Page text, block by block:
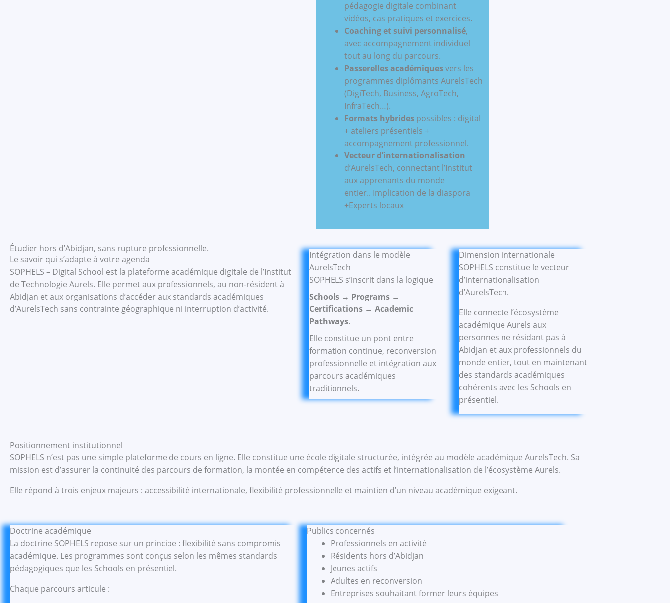
pédagogie digitale combinant
vidéos, cas pratiques et exercices.
Coaching et suivi personnalisé,
avec accompagnement individuel
tout au long du parcours.
Passerelles académiquesvers les
programmes diplômants AurelsTech
(DigiTech, Business, AgroTech,
InfraTech…).
Formats hybrides possibles : digital
+ ateliers présentiels +
accompagnement professionnel.
Vecteur d’internationalisation
d’AurelsTech, connectant l’Institut
aux apprenants du monde
entier.. Implication de la diaspora
+Experts locaux
Étudier hors d’Abidjan, sans rupture professionnelle.
Le savoir qui s’adapte à votre agenda
SOPHELS – Digital School est la plateforme académique digitale de l’Institut
de Technologie Aurels. Elle permet aux professionnels, au non-résident à
Abidjan et aux organisations d’accéder aux standards académiques
d’AurelsTech sans contrainte géographique ni interruption d’activité.
Intégration dans le modèle
AurelsTech
SOPHELS s’inscrit dans la logique
Schools → Programs →
Certifications → Academic
Pathways.
Elle constitue un pont entre
formation continue, reconversion
professionnelle et intégration aux
parcours académiques
traditionnels.
Dimension internationale
SOPHELS constitue le vecteur
d’internationalisation
d’AurelsTech.
Elle connecte l’écosystème
académique Aurels aux
personnes ne résidant pas à
Abidjan et aux professionnels du
monde entier, tout en maintenant
des standards académiques
cohérents avec les Schools en
présentiel.
Positionnement institutionnel
SOPHELS n’est pas une simple plateforme de cours en ligne. Elle constitue une école digitale structurée, intégrée au modèle académique AurelsTech. Sa
mission est d’assurer la continuité des parcours de formation, la montée en compétence des actifs et l’internationalisation de l’écosystème Aurels.
Elle répond à trois enjeux majeurs : accessibilité internationale, flexibilité professionnelle et maintien d’un niveau académique exigeant.
Doctrine académique
La doctrine SOPHELS repose sur un principe : flexibilité sans compromis
académique. Les programmes sont conçus selon les mêmes standards
pédagogiques que les Schools en présentiel.
Chaque parcours articule :
Publics concernés
Professionnels en activité
Résidents hors d’Abidjan
Jeunes actifs
Adultes en reconversion
Entreprises souhaitant former leurs équipes